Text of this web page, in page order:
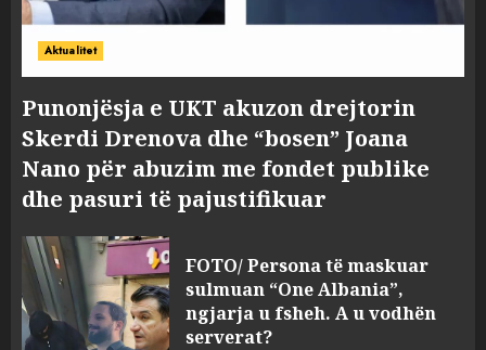
Aktualitet
Punonjësja e UKT akuzon drejtorin
Skerdi Drenova dhe “bosen” Joana
Nano për abuzim me fondet publike
dhe pasuri të pajustifikuar
FOTO/ Persona të maskuar
sulmuan “One Albania”,
ngjarja u fsheh. A u vodhën
serverat?